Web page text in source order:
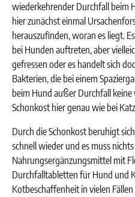
wiederkehrender Durchfall beim
hier zunächst einmal
herauszufinden, woran es liegt.
bei Hunden auftreten, aber
gefressen oder es handelt sich
Bakterien, die bei einem
beim Hund außer Durchfall
Schonkost hier genau wie bei
Durch die Schonkost beruhigt
schnell wieder und es muss
Nahrungsergänzungsmittel mit
Durchfalltabletten für Hund und
Kotbeschaffenheit in vielen